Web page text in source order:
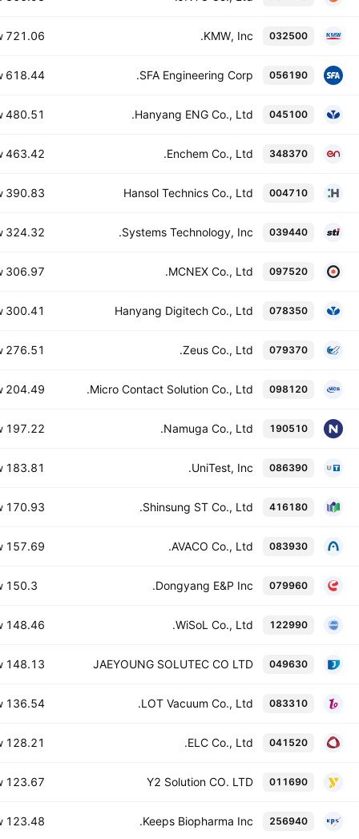
032500
KMW, Inc.
721.06 B
056190
SFA Engineering Corp.
618.44 B
045100
Hanyang ENG Co., Ltd.
480.51 B
348370
Enchem Co., Ltd.
463.42 B
004710
Hansol Technics Co., Ltd
390.83 B
039440
Systems Technology, Inc.
324.32 B
097520
MCNEX Co., Ltd.
306.97 B
078350
Hanyang Digitech Co., Ltd
300.41 B
079370
Zeus Co., Ltd.
276.51 B
098120
Micro Contact Solution Co., Ltd.
204.49 B
190510
Namuga Co., Ltd.
197.22 B
086390
UniTest, Inc.
183.81 B
416180
Shinsung ST Co., Ltd.
170.93 B
083930
AVACO Co., Ltd.
157.69 B
079960
Dongyang E&P Inc.
150.3 B
122990
WiSoL Co., Ltd.
148.46 B
049630
JAEYOUNG SOLUTEC CO LTD
148.13 B
083310
LOT Vacuum Co., Ltd.
136.54 B
041520
ELC Co., Ltd.
128.21 B
011690
Y2 Solution CO. LTD
123.67 B
256940
Keeps Biopharma Inc.
123.48 B